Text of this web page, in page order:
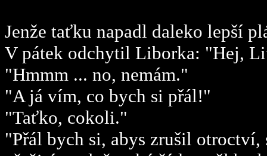
Jenže taťku napadl daleko lepší
V pátek odchytil Liborka: "Hej,
"Hmmm ... no, nemám."
"A já vím, co bych si přál!"
"Taťko, cokoli."
"Přál bych si, abys zrušil